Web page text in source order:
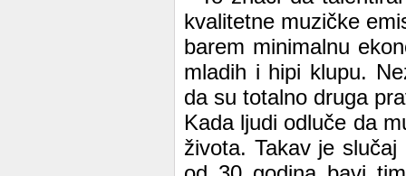
kvalitetne muzičke
barem minimalnu
mladih i hipi klupu.
da su totalno druga
Kada ljudi odluče da
života. Takav je